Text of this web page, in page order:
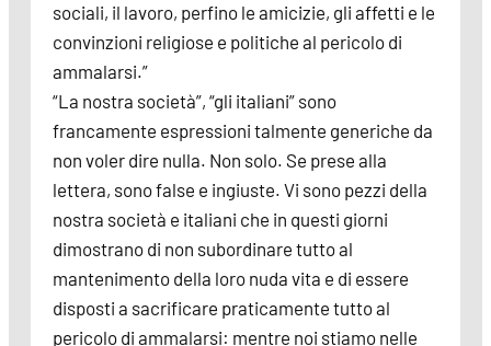
sociali, il lavoro, perfino le amicizie, gli affetti e le
convinzioni religiose e politiche al pericolo di
ammalarsi.”
“La nostra società”, “gli italiani” sono
francamente espressioni talmente generiche da
non voler dire nulla. Non solo. Se prese alla
lettera, sono false e ingiuste. Vi sono pezzi della
nostra società e italiani che in questi giorni
dimostrano di non subordinare tutto al
mantenimento della loro nuda vita e di essere
disposti a sacrificare praticamente tutto al
pericolo di ammalarsi: mentre noi stiamo nelle